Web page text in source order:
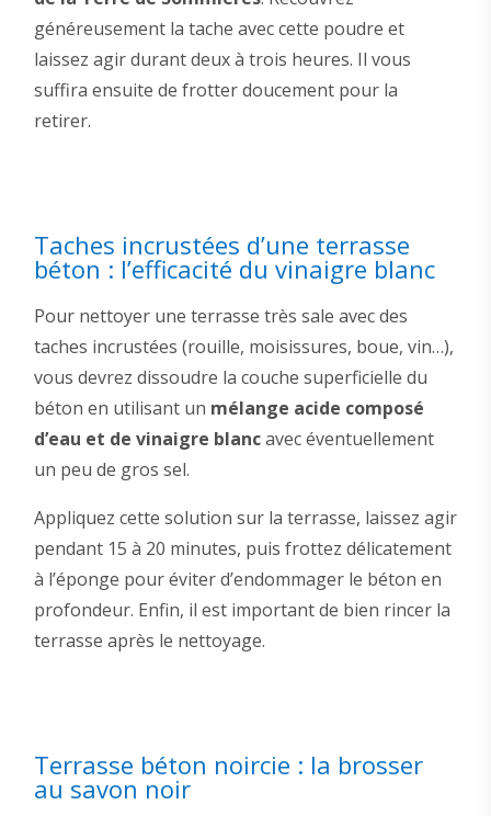
généreusement la tache avec cette poudre et
laissez agir durant deux à trois heures. Il vous
suffira ensuite de frotter doucement pour la
retirer.
Taches incrustées d’une terrasse
béton : l’efficacité du vinaigre blanc
Pour nettoyer une terrasse très sale avec des
taches incrustées (rouille, moisissures, boue, vin…),
vous devrez dissoudre la couche superficielle du
béton en utilisant un mélange acide composé
d’eau et de vinaigre blancavec éventuellement
un peu de gros sel.
Appliquez cette solution sur la terrasse, laissez agir
pendant 15 à 20 minutes, puis frottez délicatement
à l’éponge pour éviter d’endommager le béton en
profondeur. Enfin, il est important de bien rincer la
terrasse après le nettoyage.
Terrasse béton noircie : la brosser
au savon noir